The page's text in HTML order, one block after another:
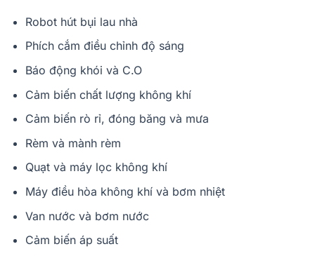
Robot hút bụi lau nhà
Phích cắm điều chỉnh độ sáng
Báo động khói và C.O
Cảm biến chất lượng không khí
Cảm biến rò rỉ, đóng băng và mưa
Rèm và mành rèm
Quạt và máy lọc không khí
Máy điều hòa không khí và bơm nhiệt
Van nước và bơm nước
Cảm biến áp suất